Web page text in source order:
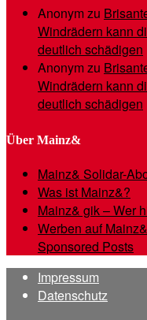
Anonymzu
Windrädern kann
deutlich schädigen
Anonymzu
Windrädern kann
deutlich schädigen
Über Mainz&
Mainz& Solidar-
Was ist Mainz&?
Mainz& gik – Wer
Werben auf
Sponsored Posts
Impressum
Datenschutz